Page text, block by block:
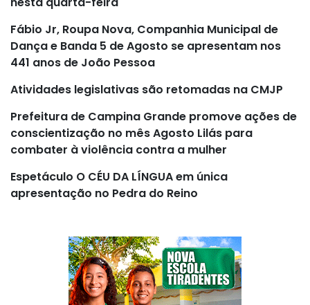
Fábio Jr, Roupa Nova, Companhia Municipal de
Dança e Banda 5 de Agosto se apresentam nos
441 anos de João Pessoa
Atividades legislativas são retomadas na CMJP
Prefeitura de Campina Grande promove ações de
conscientização no mês Agosto Lilás para
combater à violência contra a mulher
Espetáculo O CÉU DA LÍNGUA em única
apresentação no Pedra do Reino